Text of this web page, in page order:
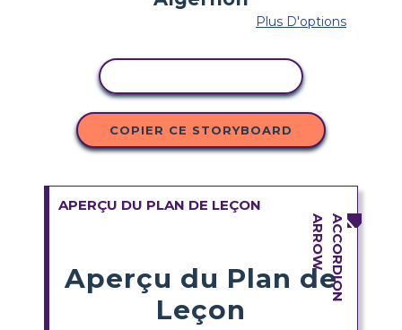
Plus D'options
COPIER CE STORYBOARD
APERÇU DU PLAN DE LEÇON
Aperçu du Plan de
Leçon